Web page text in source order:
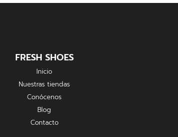
FRESH SHOES
Inicio
Nuestras tiendas
Conócenos
Blog
Contacto